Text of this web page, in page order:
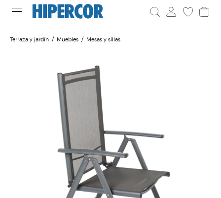
Terraza y jardín Muebles Mesas y sillas